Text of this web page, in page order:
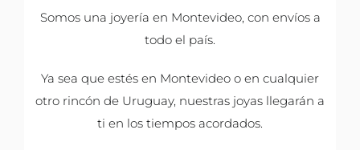
Somos una joyería en Montevideo, con envíos a
todo el país.
Ya sea que estés en Montevideo o en cualquier
otro rincón de Uruguay, nuestras joyas llegarán a
ti en los tiempos acordados.